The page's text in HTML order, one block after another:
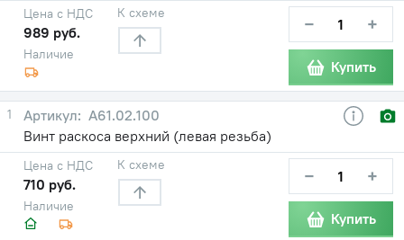
Наличие
Цена с НДС
989 руб.
К схеме − +
Купить
1
А61.02.100
Винт раскоса верхний (левая резьба)
Наличие
Цена с НДС
710 руб.
К схеме − +
Купить